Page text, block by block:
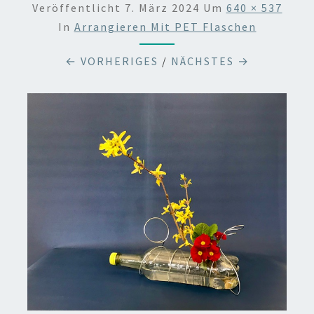
Veröffentlicht 7. März 2024 Um 640 × 537
In Arrangieren Mit PET Flaschen
← VORHERIGES / NÄCHSTES →